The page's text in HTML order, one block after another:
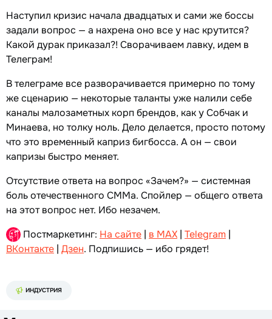
Наступил кризис начала двадцатых и сами же боссы
задали вопрос — а нахрена оно все у нас крутится?
Какой дурак приказал?! Сворачиваем лавку, идем в
Телеграм!
В телеграме все разворачивается примерно по тому
же сценарию — некоторые таланты уже налили себе
каналы малозаметных корп брендов, как у Собчак и
Минаева, но толку ноль. Дело делается, просто потому
что это временный каприз бигбосса. А он — свои
капризы быстро меняет.
Отсутствие ответа на вопрос «Зачем?» — системная
боль отечественного СММа. Спойлер — общего ответа
на этот вопрос нет. Ибо незачем.
Постмаркетинг: На сайте | в MAX | Telegram |
ВКонтакте | Дзен. Подпишись — ибо грядет!
ИНДУСТРИЯ